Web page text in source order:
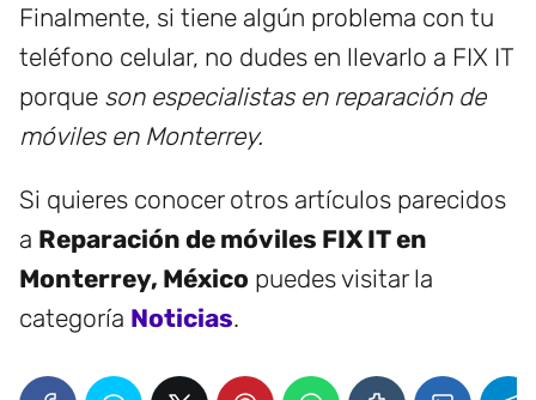
Finalmente, si tiene algún problema con tu
teléfono celular, no dudes en llevarlo a FIX IT
porque son especialistas en reparación de
móviles en Monterrey.
Si quieres conocer otros artículos parecidos
a Reparación de móviles FIX IT en
Monterrey, México puedes visitar la
categoría Noticias.